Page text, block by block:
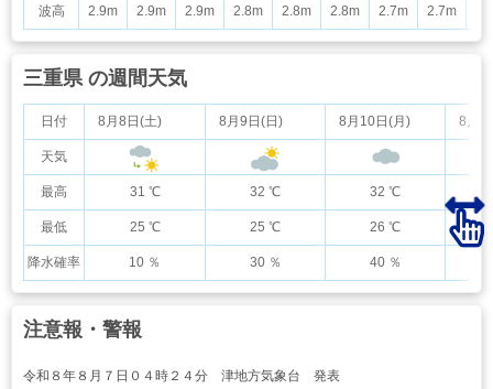
波高 2.9m 2.9m 2.9m 2.8m 2.8m 2.8m 2.7m 2.7m
三重県 の週間天気
日付
天気
最高
最低
降水確率
8月8日(土) 8月9日(日) 8月10日(月) 8月
31 ℃ 32 ℃ 32 ℃
25 ℃ 25 ℃ 26 ℃
10 ％ 30 ％ 40 ％
注意報・警報
令和８年８月７日０４時２４分 津地方気象台 発表